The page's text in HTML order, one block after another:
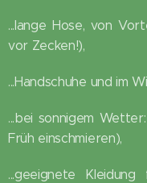
...lange Hose, von
vor Zecken!),
...Handschuhe und im
...bei sonnigem
Früh einschmieren),
...geeignete